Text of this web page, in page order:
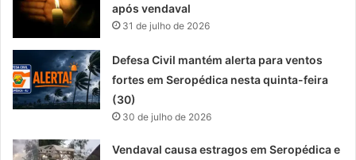
após vendaval
31 de julho de 2026
Defesa Civil mantém alerta para ventos
fortes em Seropédica nesta quinta-feira
(30)
30 de julho de 2026
Vendaval causa estragos em Seropédica e